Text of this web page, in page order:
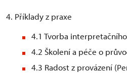
4. Příklady z praxe
4.1 Tvorba
4.2 Školení a péče o
4.3 Radost z provázení